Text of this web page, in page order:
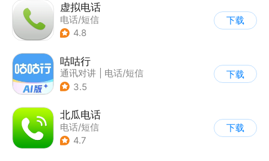
虚拟电话
电话/短信
4.8
下载
咕咕行
通讯对讲
电话/短信
3.5
下载
北瓜电话
电话/短信
4.7
下载